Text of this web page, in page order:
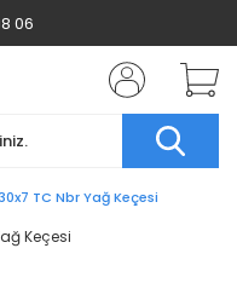
06
TC Nbr Yağ Keçesi